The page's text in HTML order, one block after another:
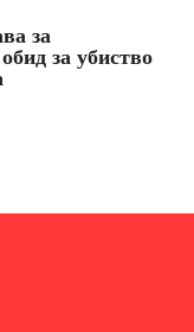
за
за убиство